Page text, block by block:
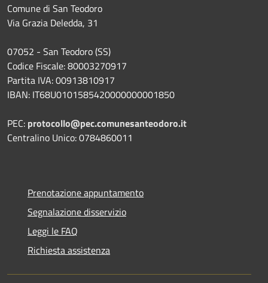
Comune di San Teodoro
Via Grazia Deledda, 31
07052 - San Teodoro (SS)
Codice Fiscale: 80003270917
Partita IVA: 00913810917
IBAN: IT68U0101585420000000001850
PEC: protocollo@pec.comunesanteodoro.it
Centralino Unico: 0784860011
Prenotazione appuntamento
Segnalazione disservizio
Leggi le FAQ
Richiesta assistenza